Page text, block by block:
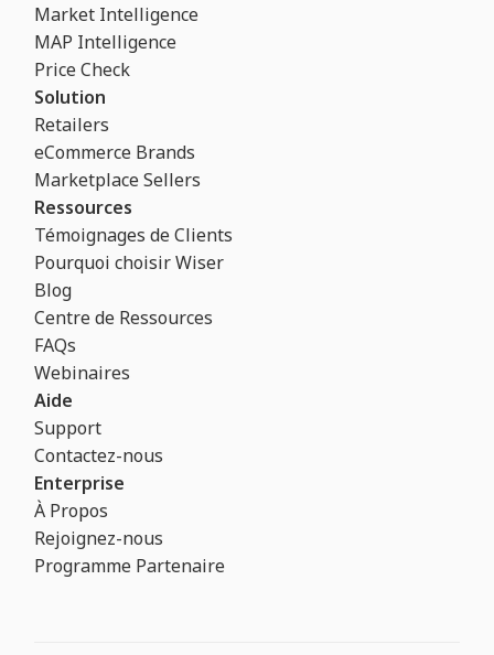
Market Intelligence
MAP Intelligence
Price Check
Solution
Retailers
eCommerce Brands
Marketplace Sellers
Ressources
Témoignages de Clients
Pourquoi choisir Wiser
Blog
Centre de Ressources
FAQs
Webinaires
Aide
Support
Contactez-nous
Enterprise
À Propos
Rejoignez-nous
Programme Partenaire